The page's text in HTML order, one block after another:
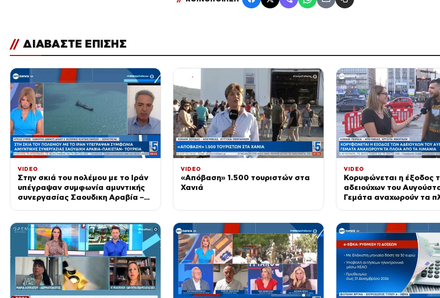
// ΔΙΑΒΑΣΤΕ ΕΠΙΣΗΣ
VIDEO
Στην σκιά του πολέμου με το Ιράν
υπέγραψαν συμφωνία αμυντικής
συνεργασίας Σαουδικη Αραβία –
VIDEO
«Απόβαση» 1.500 τουριστών στα
Χανιά
VIDEO
Κορυφώνεται η έξοδος
αδειούχων του
Γεμάτα αναχωρούν τα